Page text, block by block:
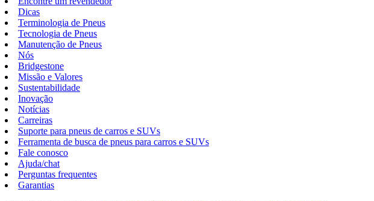
Dicas
Terminologia de Pneus
Tecnologia de Pneus
Manutenção de Pneus
Nós
Bridgestone
Missão e Valores
Sustentabilidade
Inovação
Notícias
Carreiras
Suporte para pneus de carros e SUVs
Ferramenta de busca de pneus para carros e SUVs
Fale conosco
Ajuda/chat
Perguntas frequentes
Garantias